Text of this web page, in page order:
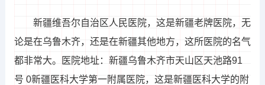
新疆维吾尔自治区人民医院，这是新疆老牌医院，无
论是在乌鲁木齐，还是在新疆其他地方，这所医院的名气
都非常大。医院地址：新疆乌鲁木齐市天山区天池路91
号 0新疆医科大学第一附属医院，这是新疆医科大学的附